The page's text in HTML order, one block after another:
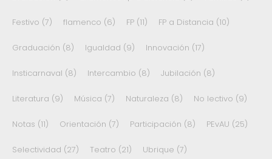
Festivo (7) flamenco (6) FP (11) FP a Distancia (10)
Graduación (8) Igualdad (9) Innovación (17)
Insticarnaval (8) Intercambio (8) Jubilación (8)
Literatura (9) Música (7) Naturaleza (8) No lectivo (9)
Notas (11) Orientación (7) Participación (8) PEvAU (25)
Selectividad (27) Teatro (21) Ubrique (7)